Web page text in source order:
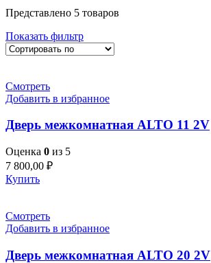
Представлено 5 товаров
Показать фильтр
Смотреть
Добавить в избранное
Дверь межкомнатная ALTO 11 2V
Оценка 0 из 5
7 800,00 ₽
Купить
Смотреть
Добавить в избранное
Дверь межкомнатная ALTO 20 2V